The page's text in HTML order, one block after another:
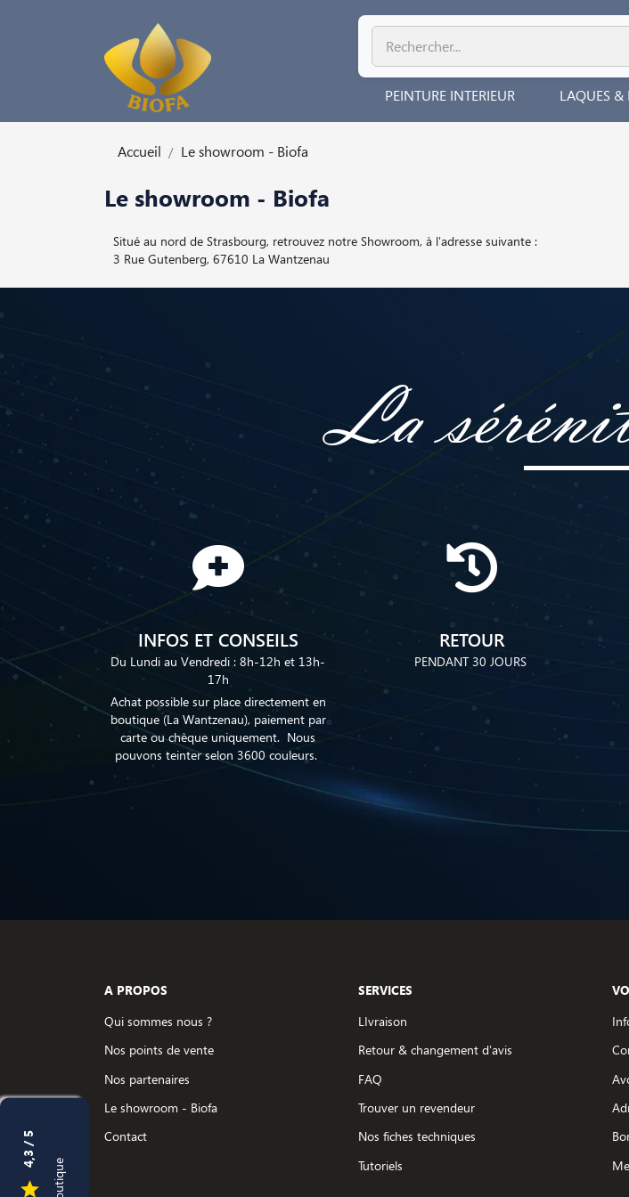

4,3 / 5
PEINTURE INTERIEUR LAQUES &
Accueil Le showroom - Biofa
Le showroom - Biofa
Situé au nord de Strasbourg, retrouvez notre Showroom, à l'adresse suivante :
3 Rue Gutenberg, 67610 La Wantzenau
La
INFOS ET CONSEILS
Du Lundi au Vendredi : 8h-12h et 13h-
17h
Achat possible sur place directement en
boutique (La Wantzenau), paiement par
carte ou chèque uniquement. Nous
pouvons teinter selon 3600 couleurs.
RETOUR
PENDANT 30 JOURS
A PROPOS
Qui sommes nous ?
Nos points de vente
Nos partenaires
Le showroom - Biofa
Contact
SERVICES
LIvraison
Retour & changement d'avis
FAQ
Trouver un revendeur
Nos fiches techniques
Tutoriels